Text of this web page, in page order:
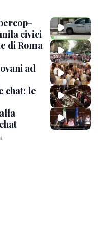
civici
di Roma
ad
chat: le